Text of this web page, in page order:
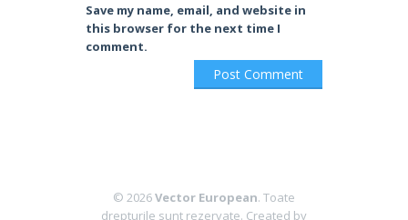
Save my name, email, and website in
this browser for the next time I
comment.
© 2026Vector European. Toate
drepturile sunt rezervate. Created by